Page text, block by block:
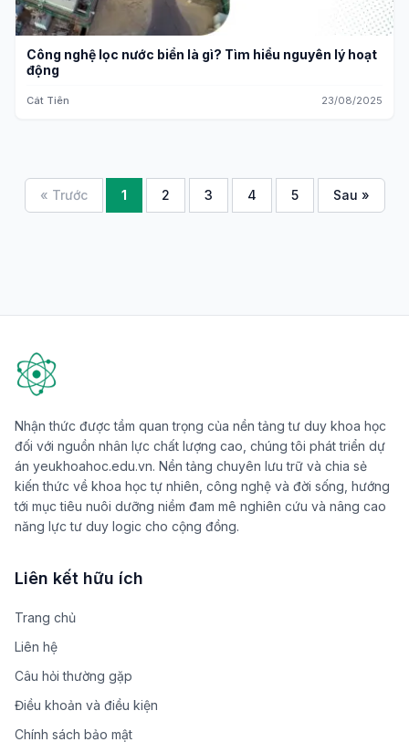
Công nghệ lọc nước biển là gì? Tìm hiểu nguyên lý hoạt
động
Cát Tiên 23/08/2025
« Trước 1 2 3 4 5 Sau »
Nhận thức được tầm quan trọng của nền tảng tư duy khoa học
đối với nguồn nhân lực chất lượng cao, chúng tôi phát triển dự
án yeukhoahoc.edu.vn. Nền tảng chuyên lưu trữ và chia sẻ
kiến thức về khoa học tự nhiên, công nghệ và đời sống, hướng
tới mục tiêu nuôi dưỡng niềm đam mê nghiên cứu và nâng cao
năng lực tư duy logic cho cộng đồng.
Liên kết hữu ích
Trang chủ
Liên hệ
Câu hỏi thường gặp
Điều khoản và điều kiện
Chính sách bảo mật